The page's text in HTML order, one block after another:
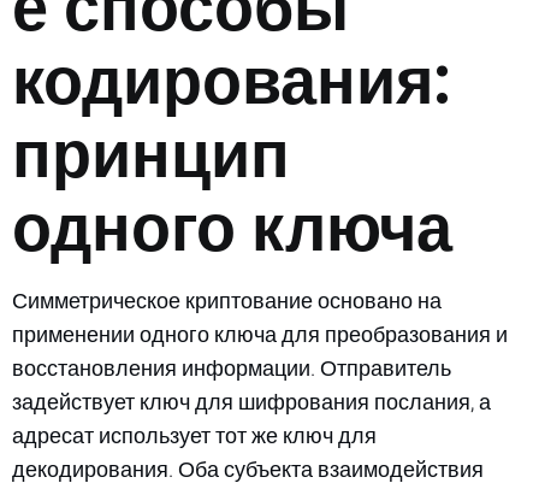
кодирования:
принцип
одного ключа
Симметрическое криптование основано на
применении одного ключа для преобразования и
восстановления информации. Отправитель
задействует ключ для шифрования послания, а
адресат использует тот же ключ для
декодирования. Оба субъекта взаимодействия